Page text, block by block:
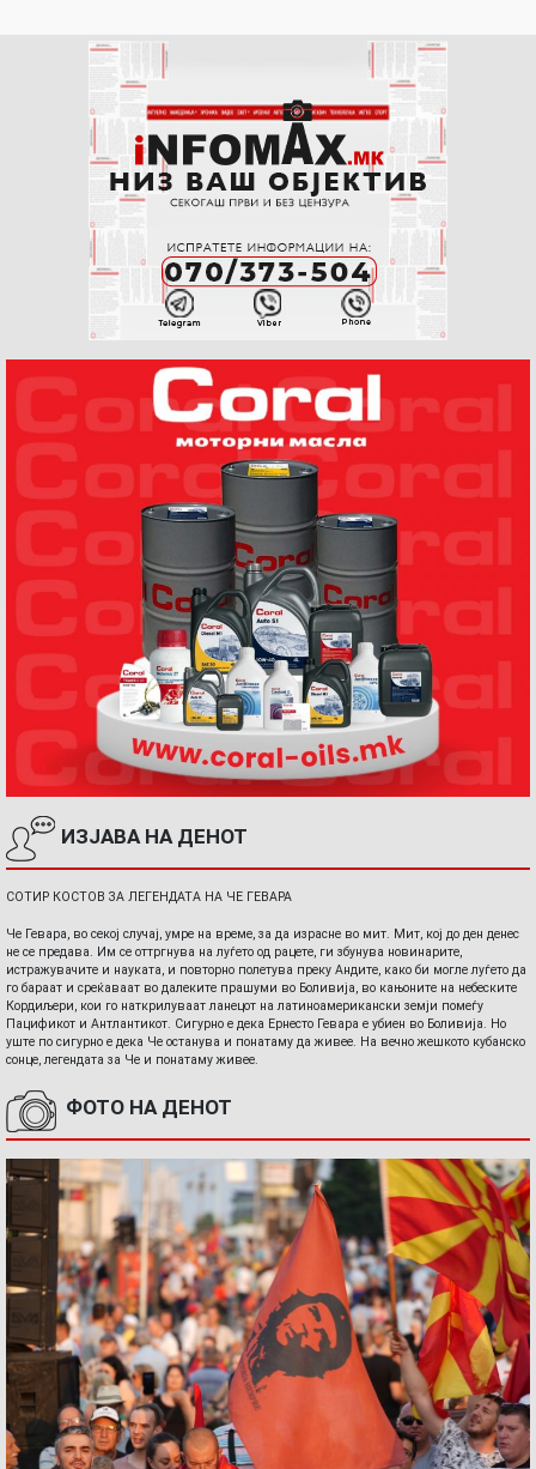
ИЗЈАВА НА ДЕНОТ
СОТИР КОСТОВ ЗА ЛЕГЕНДАТА НА ЧЕ ГЕВАРА
Че Гевара, во секој случај, умре на време, за да израсне во мит. Мит, кој до ден денес
не се предава. Им се оттргнува на луѓето од рацете, ги збунува новинарите,
истражувачите и науката, и повторно полетува преку Андите, како би могле луѓето да
го бараат и среќаваат во далеките прашуми во Боливија, во кањоните на небеските
Кордиљери, кои го наткрилуваат ланецот на латиноамерикански земји помеѓу
Пацификот и Антлантикот. Сигурно е дека Ернесто Гевара е убиен во Боливија. Но
уште по сигурно е дека Че останува и понатаму да живее. На вечно жешкото кубанско
сонце, легендата за Че и понатаму живее.
ФОТО НА ДЕНОТ